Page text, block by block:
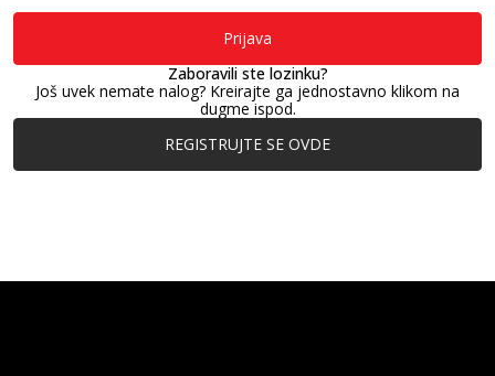
Prijava
Zaboravili ste lozinku?
Još uvek nemate nalog? Kreirajte ga jednostavno klikom na
dugme ispod.
REGISTRUJTE SE OVDE